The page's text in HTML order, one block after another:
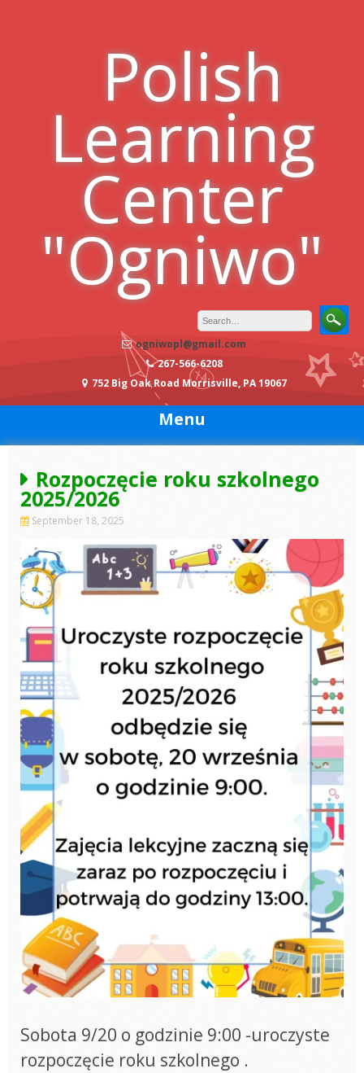
Polish
Learning
Center
"Ogniwo"
ogniwopl@gmail.com
267-566-6208
752 Big Oak Road Morrisville, PA 19067
Menu
Rozpoczęcie roku szkolnego
2025/2026
September 18, 2025
Sobota 9/20 o godzinie 9:00 -uroczyste
rozpoczęcie roku szkolnego .